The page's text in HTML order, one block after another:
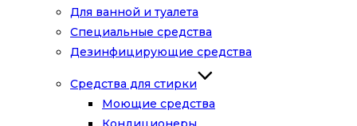
Для ванной и туалета
Специальные средства
Дезинфицирующие средства
Средства для стирки
Моющие средства